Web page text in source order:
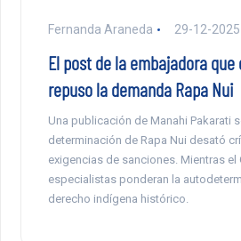
Fernanda Araneda 29-12-2025
El post de la embajadora
repuso la demanda Rapa Nui
Una publicación de Manahi Pakarati
determinación de Rapa Nui desató
exigencias de sanciones. Mientras el
especialistas ponderan la
derecho indígena histórico.